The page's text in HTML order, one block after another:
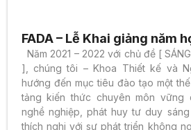
FADA – Lễ Khai giảng năm
Năm 2021 – 2022 với chủ đề [
], chúng tôi – Khoa Thiết kế và
hướng đến mục tiêu đào tạo một
tảng kiến thức chuyên môn vững
nghề nghiệp, phát huy tư duy
thích nghi với sự phát triển không